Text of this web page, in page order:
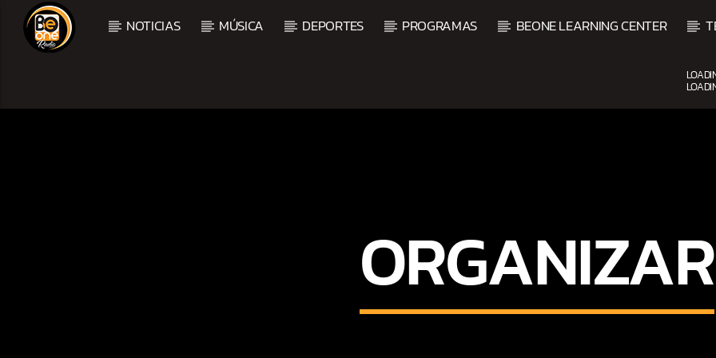
NOTICIAS MÚSICA DEPORTES PROGRAMAS BEONE LEARNING CENTER
ORGANIZAR